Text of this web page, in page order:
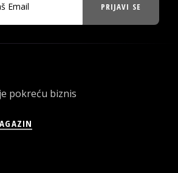
PRIJAVI SE
pokreću biznis